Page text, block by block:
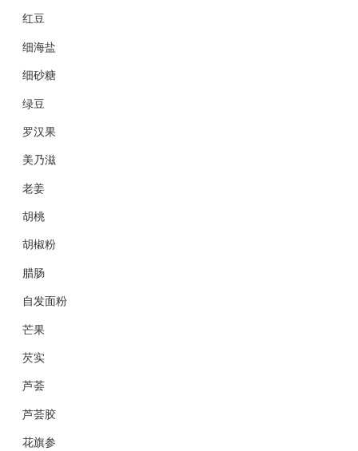
红豆
细海盐
细砂糖
绿豆
罗汉果
美乃滋
老姜
胡桃
胡椒粉
腊肠
自发面粉
芒果
芡实
芦荟
芦荟胶
花旗参